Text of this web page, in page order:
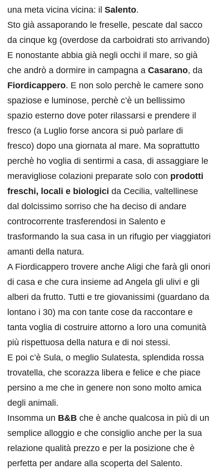
una meta vicina vicina: il Salento.
Sto già assaporando le freselle, pescate dal sacco
da cinque kg (overdose da carboidrati sto arrivando)
E nonostante abbia già negli occhi il mare, so già
che andrò a dormire in campagna a Casarano, da
Fiordicappero. E non solo perchè le camere sono
spaziose e luminose, perchè c’è un bellissimo
spazio esterno dove poter rilassarsi e prendere il
fresco (a Luglio forse ancora si può parlare di
fresco) dopo una giornata al mare. Ma soprattutto
perchè ho voglia di sentirmi a casa, di assaggiare le
meravigliose colazioni preparate solo con prodotti
freschi, locali e biologici da Cecilia, valtellinese
dal dolcissimo sorriso che ha deciso di andare
controcorrente trasferendosi in Salento e
trasformando la sua casa in un rifugio per viaggiatori
amanti della natura.
A Fiordicappero trovere anche Aligi che farà gli onori
di casa e che cura insieme ad Angela gli ulivi e gli
alberi da frutto. Tutti e tre giovanissimi (guardano da
lontano i 30) ma con tante cose da raccontare e
tanta voglia di costruire attorno a loro una comunità
più rispettuosa della natura e di noi stessi.
E poi c’è Sula, o meglio Sulatesta, splendida rossa
trovatella, che scorazza libera e felice e che piace
persino a me che in genere non sono molto amica
degli animali.
Insomma un B&B che è anche qualcosa in più di un
semplice alloggio e che consiglio anche per la sua
relazione qualità prezzo e per la posizione che è
perfetta per andare alla scoperta del Salento.